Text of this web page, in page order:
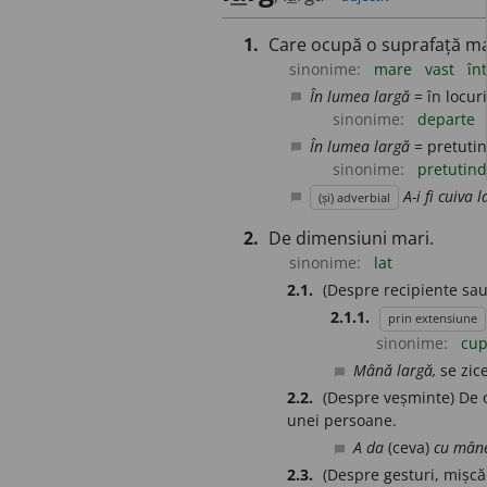
1. Care ocupă o suprafață
sinonime: mare vast
chat_bubble În lumea largă = în locuri
sinonime:
departe
chat_bubble În lumea largă =
sinonime:
chat_bubble (și) adverbial A-i fi cuiva
2. De dimensiuni mari.
sinonime:
lat
2.1. (Despre recipiente
2.1.1.
prin extensiune
sinonime:
Mână largă, se
2.2. (Despre veșminte)
unei persoane.
A da (ceva)cu
2.3. (Despre gesturi,